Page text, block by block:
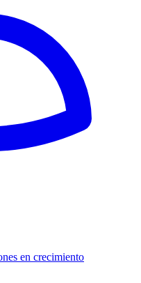
en crecimiento